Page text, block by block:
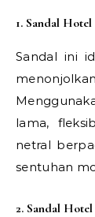
1. Sandal
Sandal ini
lama,
netral
sentuhan
2. Sandal